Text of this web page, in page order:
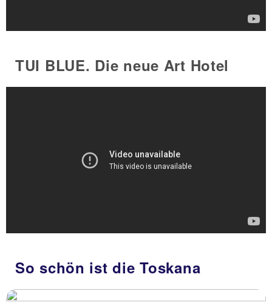
TUI BLUE. Die neue Art Hotel
So schön ist die Toskana